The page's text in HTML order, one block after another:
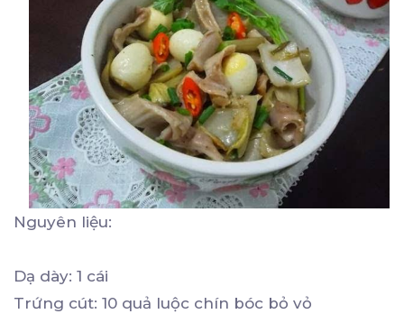
Nguyên liệu:
Dạ dày: 1 cái
Trứng cút: 10 quả luộc chín bóc bỏ vỏ